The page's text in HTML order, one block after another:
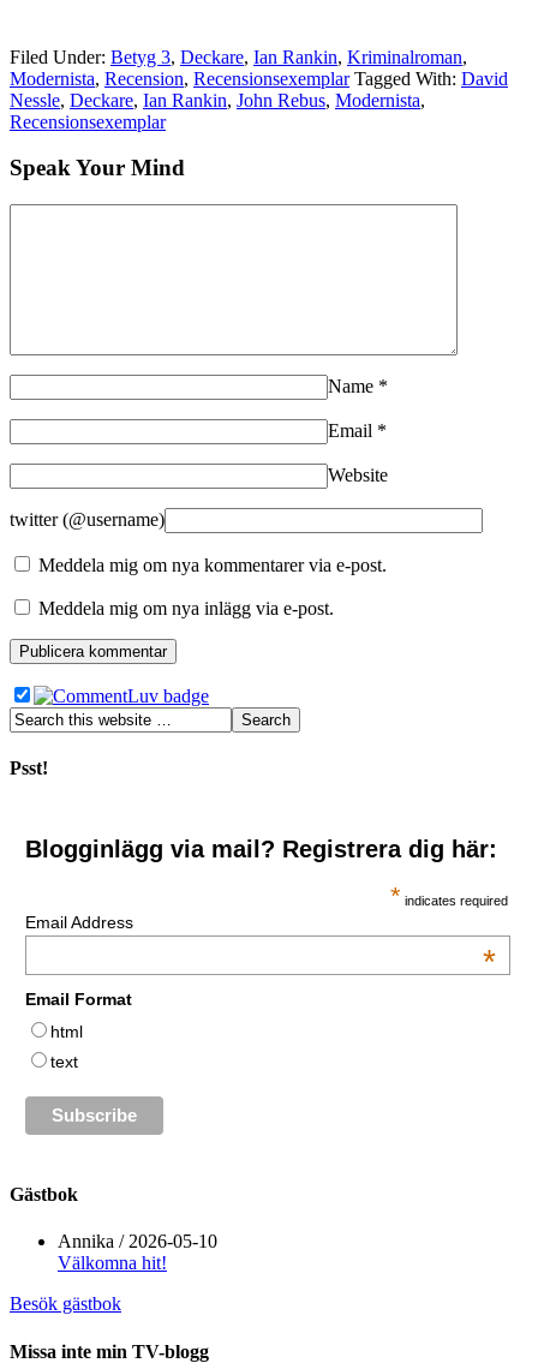
Filed Under: Betyg 3, Deckare, Ian Rankin, Kriminalroman,
Modernista, Recension, Recensionsexemplar Tagged With: David
Nessle, Deckare, Ian Rankin, John Rebus, Modernista,
Recensionsexemplar
Speak Your Mind
Name *
Email *
Website
twitter (@username)
Meddela mig om nya kommentarer via e-post.
Meddela mig om nya inlägg via e-post.
Psst!
Blogginlägg via mail? Registrera dig här:
* indicates required
Email Address
*
Email Format
html
text
Gästbok
Annika / 2026-05-10
Välkomna hit!
Besök gästbok
Missa inte min TV-blogg